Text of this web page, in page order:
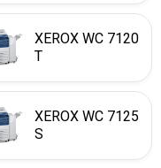
XEROX WC 7120
T
XEROX WC 7125
S